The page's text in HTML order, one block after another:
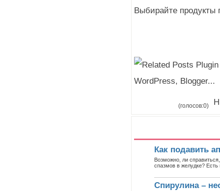
Выбирайте продукты
(голосов:0)
Как подавить
Возможно, ли
спазмов в желудке? Есть
Спирулина –